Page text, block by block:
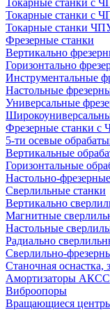
Токарные станки с
Токарные станки с
Токарные станки
Фрезерные станки
Вертикально
Горизонтально
Инструментальные
Настольные
Универсальные
Фрезерные станки с
5-ти осевые
Вертикальные
Горизонтальные
Настольно-
Сверлильные станки
Вертикально
Магнитные
Настольные
Радиально
Сверлильно-
Станочная оснастка,
Амортизаторы АКСС
Виброопоры
Вращающиеся